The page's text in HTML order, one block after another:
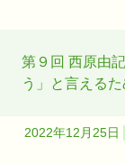
第９回 西原由
う」と言える
2022年12月25日